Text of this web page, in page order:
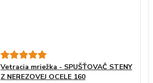
Vetracia mriežka - SPUŠŤOVAČ STENY
Z NEREZOVEJ OCELE 160